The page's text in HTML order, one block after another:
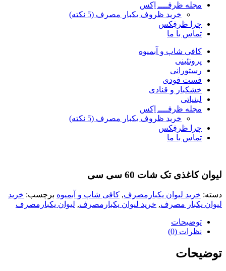
مجله ظرفــــ اِکس
خرید ظروف یکبار مصرف (5 نکته)
چرا ظرفِکس
تماس با ما
کافی شاپ و آبمیوه
پروتئینی
رستورانی
فست فودی
خشکبار و قنادی
لبنیاتی
مجله ظرفــــ اِکس
خرید ظروف یکبار مصرف (5 نکته)
چرا ظرفِکس
تماس با ما
لیوان کاغذی تک شات 60 سی سی
دسته: خرید لیوان یکبارمصرف, کافی شاپ و آبمیوه برچسب: خرید
لیوان یکبار مصرف, خرید لیوان یکبارمصرف, لیوان یکبارمصرف
توضیحات
نظرات (0)
توضیحات